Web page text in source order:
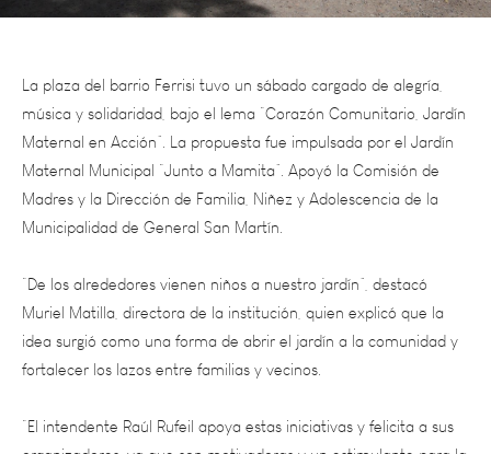
La plaza del barrio Ferrisi tuvo un sábado cargado de alegría,
música y solidaridad, bajo el lema “Corazón Comunitario, Jardín
Maternal en Acción”. La propuesta fue impulsada por el Jardín
Maternal Municipal “Junto a Mamita”. Apoyó la Comisión de
Madres y la Dirección de Familia, Niñez y Adolescencia de la
Municipalidad de General San Martín.
“De los alrededores vienen niños a nuestro jardín”, destacó
Muriel Matilla, directora de la institución, quien explicó que la
idea surgió como una forma de abrir el jardín a la comunidad y
fortalecer los lazos entre familias y vecinos.
“El intendente Raúl Rufeil apoya estas iniciativas y felicita a sus
organizadores, ya que son motivadoras y un estimulante para la